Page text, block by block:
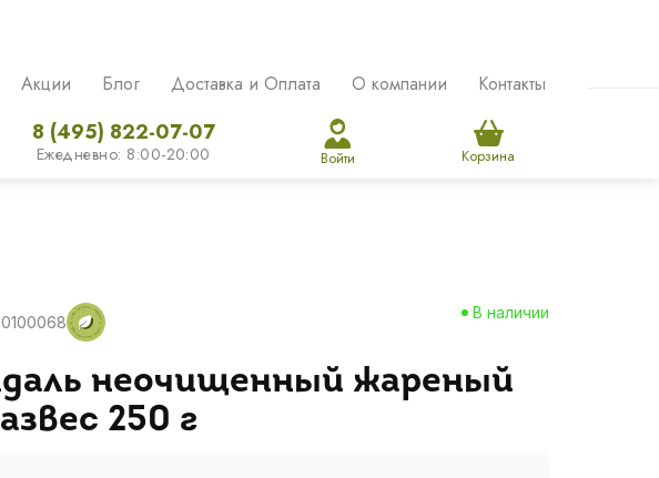
Акции Блог Доставка и Оплата О компании Контакты
8 (495) 822-07-07
Ежедневно: 8:00-20:00 Войти Корзина
В наличии
неочищенный жареный
250 г